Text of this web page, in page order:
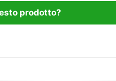
prodotto?